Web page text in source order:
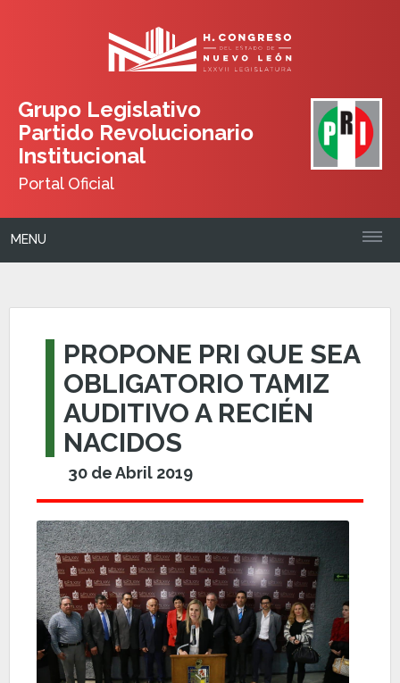
Grupo Legislativo
Partido Revolucionario
Institucional
Portal Oficial
MENU
PROPONE PRI QUE SEA
OBLIGATORIO TAMIZ
AUDITIVO A RECIÉN
NACIDOS
30 de Abril 2019